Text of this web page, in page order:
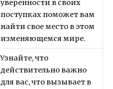
уверенности в своих
поступках поможет вам
найти свое место в этом
изменяющемся мире.
Узнайте, что
действительно важно
для вас, что вызывает в